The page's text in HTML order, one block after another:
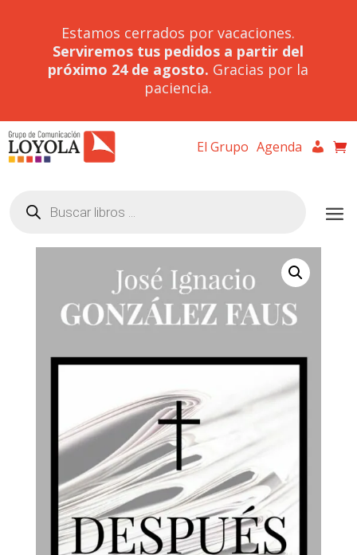
Estamos cerrados por vacaciones.
Serviremos tus pedidos a partir del
próximo 24 de agosto. Gracias por la
paciencia.
El Grupo Agenda
productos